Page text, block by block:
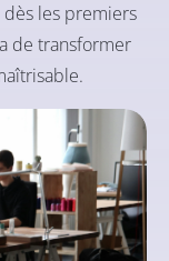
les premiers
de transformer